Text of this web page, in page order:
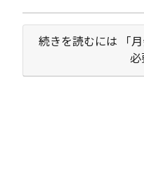
続きを読むには 「
必